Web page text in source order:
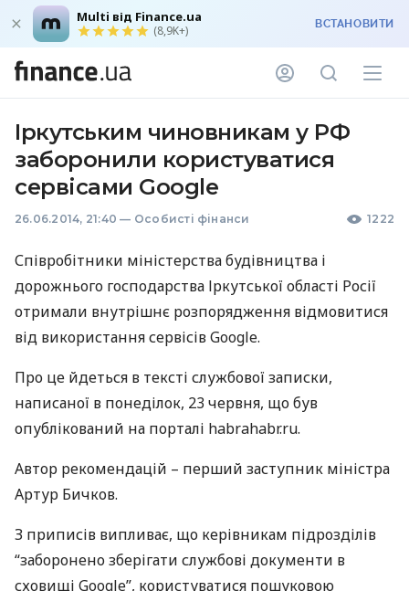
Multi від Finance.ua
(8,9K+) ВСТАНОВИТИ
Іркутським чиновникам у РФ
заборонили користуватися
сервісами Google
26.06.2014, 21:40 — Особисті фінанси 1222
Співробітники міністерства будівництва і
дорожнього господарства Іркутської області Росії
отримали внутрішнє розпорядження відмовитися
від використання сервісів Google.
Про це йдеться в тексті службової записки,
написаної в понеділок, 23 червня, що був
опублікований на порталі habrahabr.ru.
Автор рекомендацій – перший заступник міністра
Артур Бичков.
З приписів випливає, що керівникам підрозділів
“заборонено зберігати службові документи в
сховищі Google”, користуватися пошуковою